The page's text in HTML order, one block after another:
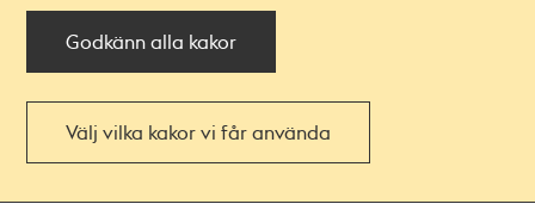
Godkänn alla kakor
Välj vilka kakor vi får använda